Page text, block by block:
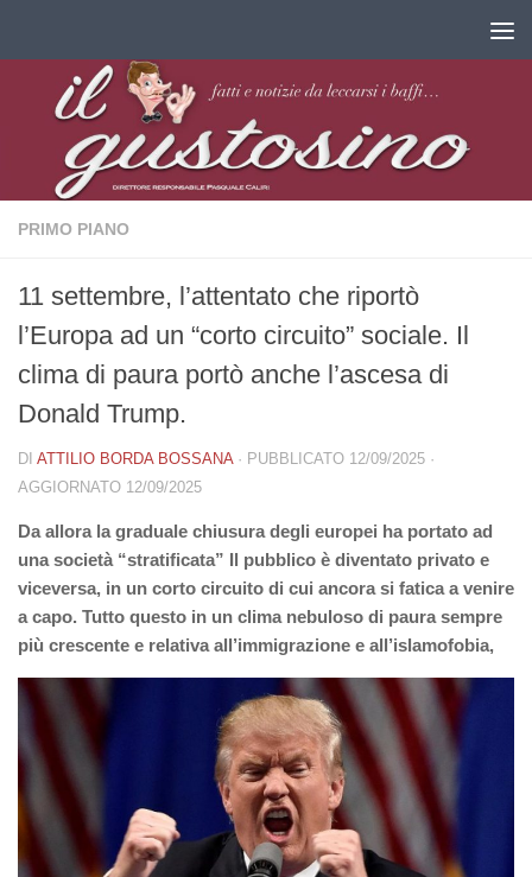
PRIMO PIANO
11 settembre, l’attentato che riportò
l’Europa ad un “corto circuito” sociale. Il
clima di paura portò anche l’ascesa di
Donald Trump.
DI ATTILIO BORDA BOSSANA · PUBBLICATO 12/09/2025 ·
AGGIORNATO 12/09/2025
Da allora la graduale chiusura degli europei ha portato ad
una società “stratificata” Il pubblico è diventato privato e
viceversa, in un corto circuito di cui ancora si fatica a venire
a capo. Tutto questo in un clima nebuloso di paura sempre
più crescente e relativa all’immigrazione e all’islamofobia,